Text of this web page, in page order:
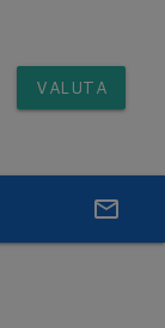
VALUTA
email